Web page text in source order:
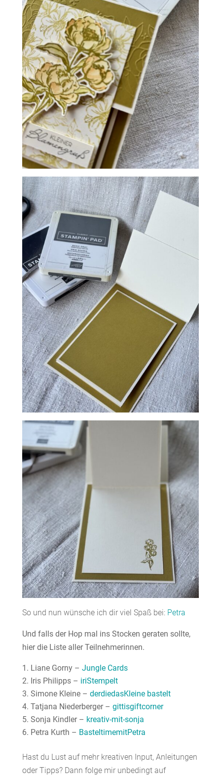
So und nun wünsche ich dir viel Spaß bei: Petra
Und falls der Hop mal ins Stocken geraten sollte,
hier die Liste aller Teilnehmerinnen.
Liane Gorny – Jungle Cards
Iris Philipps – iriStempelt
Simone Kleine – derdiedasKleine bastelt
Tatjana Niederberger – gittisgiftcorner
Sonja Kindler – kreativ-mit-sonja
Petra Kurth – BasteltimemitPetra
Hast du Lust auf mehr kreativen Input, Anleitungen
oder Tipps? Dann folge mir unbedingt auf